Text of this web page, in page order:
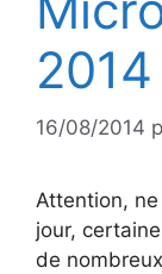
2014
16/08/2014
Attention,
jour,
de